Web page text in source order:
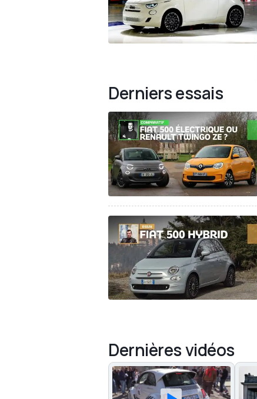
Derniers essais
Dernières vidéos